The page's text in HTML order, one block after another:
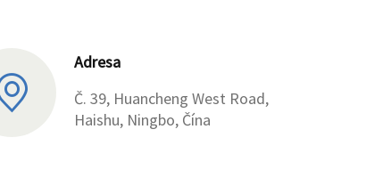
Adresa
Č. 39, Huancheng West Road,
Haishu, Ningbo, Čína